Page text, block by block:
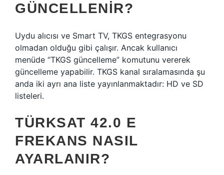
GÜNCELLENIR?
Uydu alıcısı ve Smart TV, TKGS entegrasyonu
olmadan olduğu gibi çalışır. Ancak kullanıcı
menüde “TKGS güncelleme” komutunu vererek
güncelleme yapabilir. TKGS kanal sıralamasında şu
anda iki ayrı ana liste yayınlanmaktadır: HD ve SD
listeleri.
TÜRKSAT 42.0 E
FREKANS NASIL
AYARLANIR?